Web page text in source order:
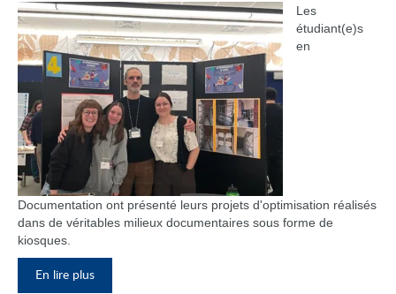
Les
étudiant(e)s
en
Documentation ont présenté leurs projets d'optimisation réalisés
dans de véritables milieux documentaires sous forme de
kiosques.
En lire plus